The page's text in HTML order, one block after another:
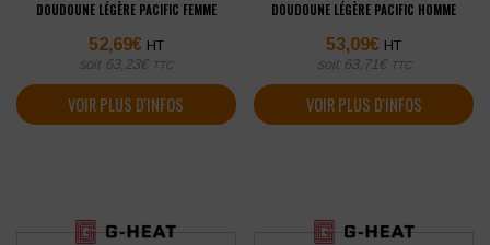
DOUDOUNE LÉGÈRE PACIFIC FEMME
52,69€ HT
soit 63,23€ TTC
VOIR PLUS D'INFOS
DOUDOUNE LÉGÈRE PACIFIC HOMME
53,09€ HT
soit 63,71 € TTC
VOIR PLUS D'INFOS